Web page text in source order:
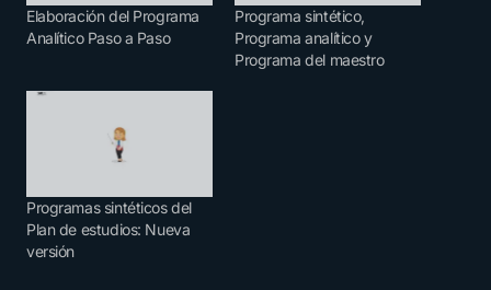
Elaboración del Programa
Analítico Paso a Paso
Programa sintético,
Programa analítico y
Programa del maestro
Programas sintéticos del
Plan de estudios: Nueva
versión